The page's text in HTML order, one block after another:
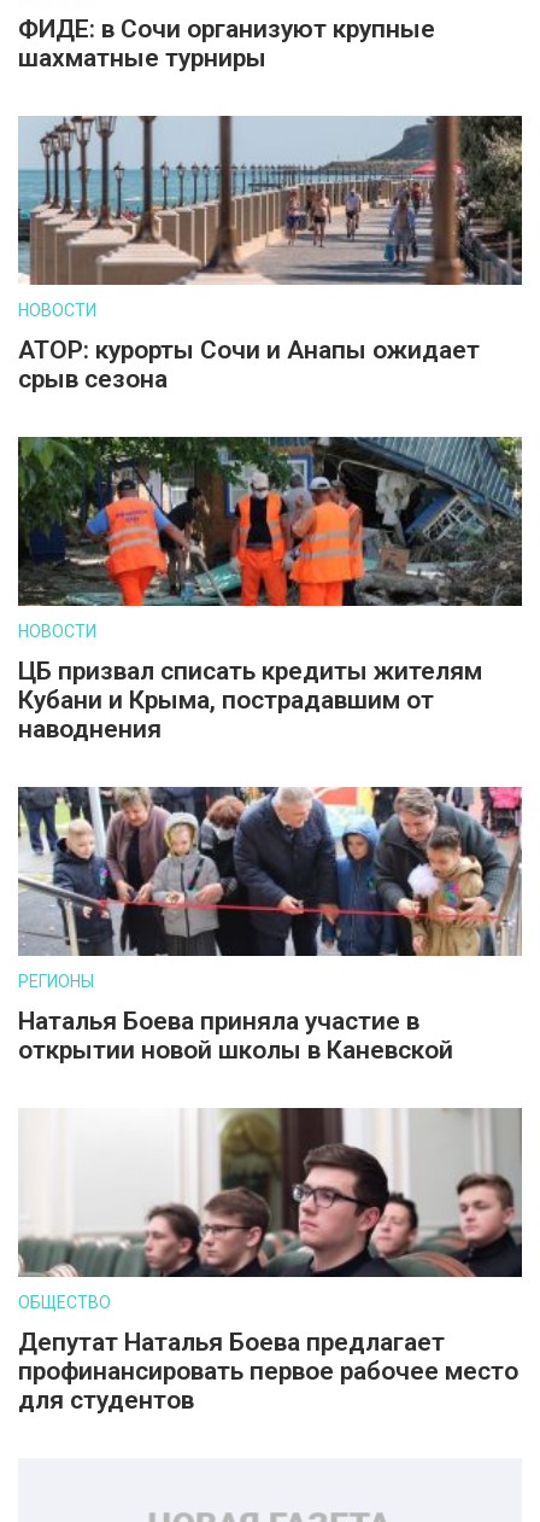
ФИДЕ: в Сочи организуют крупные
шахматные турниры
НОВОСТИ
АТОР: курорты Сочи и Анапы ожидает
срыв сезона
НОВОСТИ
ЦБ призвал списать кредиты жителям
Кубани и Крыма, пострадавшим от
наводнения
РЕГИОНЫ
Наталья Боева приняла участие в
открытии новой школы в Каневской
ОБЩЕСТВО
Депутат Наталья Боева предлагает
профинансировать первое рабочее место
для студентов